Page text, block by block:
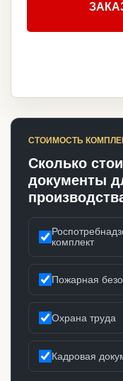
СТОИМОСТЬ
Сколько
документы
комплект
Пожарная
Охрана труда
Кадровая